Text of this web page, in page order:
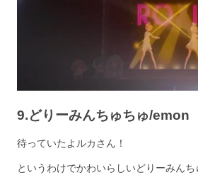
9.どりーみんちゅちゅ/emon
待っていたよルカさん！
というわけでかわいらしいどりーみんち